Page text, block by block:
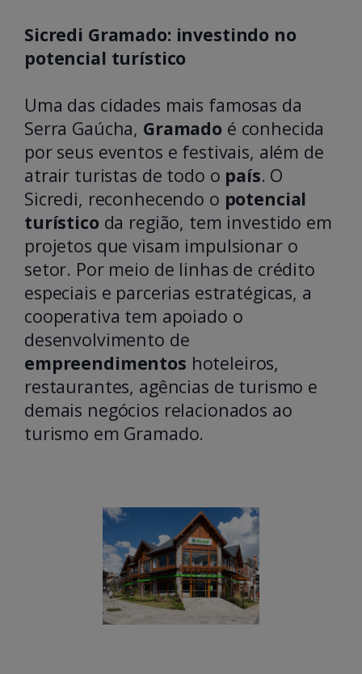
Sicredi Gramado: investindo no
potencial turístico
Uma das cidades mais famosas da
Serra Gaúcha, Gramado é conhecida
por seus eventos e festivais, além de
atrair turistas de todo o país. O
Sicredi, reconhecendo o potencial
turístico da região, tem investido em
projetos que visam impulsionar o
setor. Por meio de linhas de crédito
especiais e parcerias estratégicas, a
cooperativa tem apoiado o
desenvolvimento de
empreendimentos hoteleiros,
restaurantes, agências de turismo e
demais negócios relacionados ao
turismo em Gramado.